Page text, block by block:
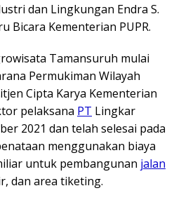
dan Lingkungan Endra S.
Bicara Kementerian PUPR.
Tamansuruh mulai
Permukiman Wilayah
Cipta Karya Kementerian
pelaksana PT Lingkar
2021 dan telah selesai pada
menggunakan biaya
untuk pembangunan jalan
dan area tiketing.